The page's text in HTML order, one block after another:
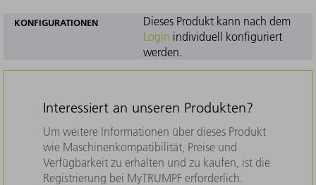
KONFIGURATIONEN
Dieses Produkt kann nach dem
Login individuell konfiguriert
werden.
Interessiert an unseren Produkten?
Um weitere Informationen über dieses Produkt
wie Maschinenkompatibilität, Preise und
Verfügbarkeit zu erhalten und zu kaufen, ist die
Registrierung bei MyTRUMPF erforderlich.